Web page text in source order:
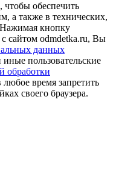
чтобы обеспечить
а также в технических,
кнопку
сайтом odmdetka.ru, Вы
данных
пользовательские
обработки
время запретить
своего браузера.